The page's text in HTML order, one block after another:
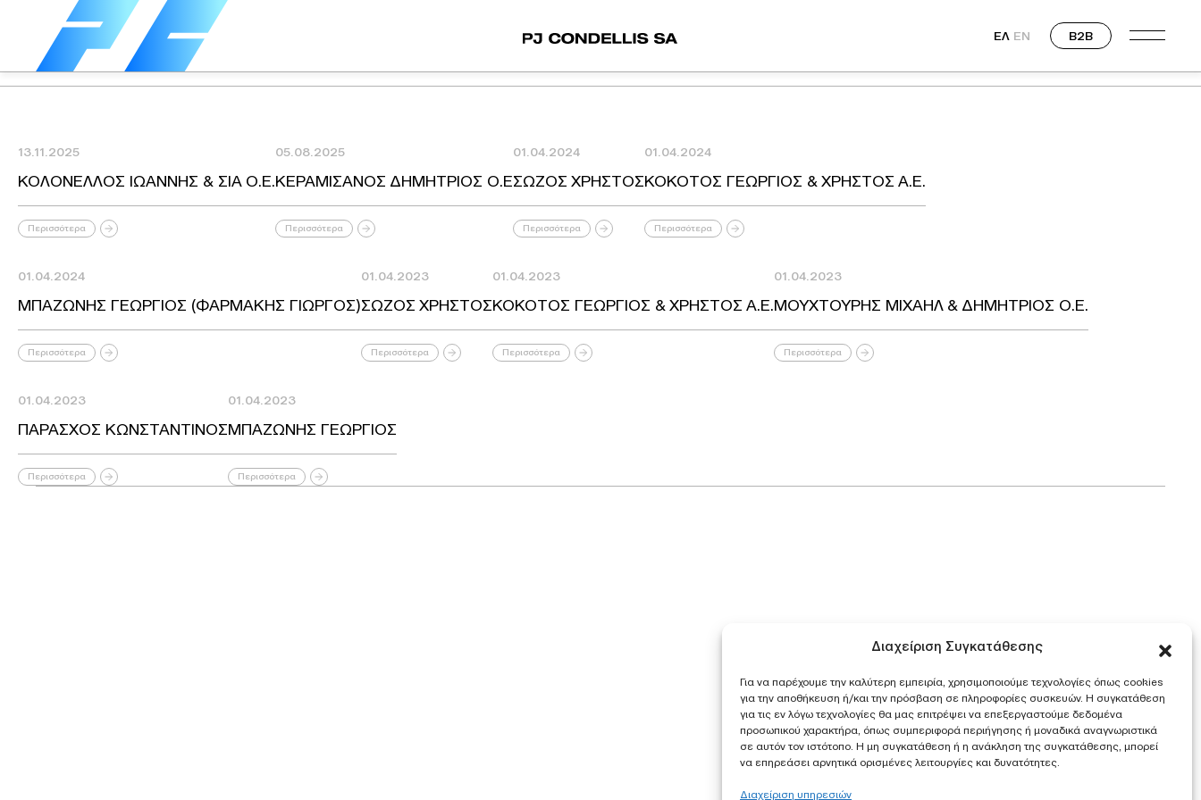
Διαχείριση Συγκατάθεσης
Για να παρέχουμε την καλύτερη εμπειρία, χρησιμοποιούμε τεχνολογίες όπως cookies
για την αποθήκευση ή/και την πρόσβαση σε πληροφορίες συσκευών. Η συγκατάθεση
για τις εν λόγω τεχνολογίες θα μας επιτρέψει να επεξεργαστούμε δεδομένα
προσωπικού χαρακτήρα, όπως συμπεριφορά περιήγησης ή μοναδικά αναγνωριστικά
σε αυτόν τον ιστότοπο. Η μη συγκατάθεση ή η ανάκληση της συγκατάθεσης, μπορεί
να επηρεάσει αρνητικά ορισμένες λειτουργίες και δυνατότητες.
Διαχείριση υπηρεσιών
ΕΛ EN B2B
13.11.2025
ΚΟΛΟΝΕΛΛΟΣ ΙΩΑΝΝΗΣ & ΣΙΑ Ο.Ε.
Περισσότερα
05.08.2025
ΚΕΡΑΜΙΣΑΝΟΣ ΔΗΜΗΤΡΙΟΣ Ο.Ε
Περισσότερα
01.04.2024
ΣΩΖΟΣ ΧΡΗΣΤΟΣ
Περισσότερα
01.04.2024
ΚΟΚΟΤΟΣ ΓΕΩΡΓΙΟΣ & ΧΡΗΣΤΟΣ Α.Ε.
Περισσότερα
01.04.2024
ΜΠΑΖΩΝΗΣ ΓΕΩΡΓΙΟΣ (ΦΑΡΜΑΚΗΣ ΓΙΩΡΓΟΣ)
Περισσότερα
01.04.2023
ΣΩΖΟΣ ΧΡΗΣΤΟΣ
Περισσότερα
01.04.2023
ΚΟΚΟΤΟΣ ΓΕΩΡΓΙΟΣ & ΧΡΗΣΤΟΣ Α.Ε.
Περισσότερα
01.04.2023
ΜΟΥΧΤΟΥΡΗΣ ΜΙΧΑΗΛ & ΔΗΜΗΤΡΙΟΣ Ο.Ε.
Περισσότερα
01.04.2023
ΠΑΡΑΣΧΟΣ ΚΩΝΣΤΑΝΤΙΝΟΣ
Περισσότερα
01.04.2023
ΜΠΑΖΩΝΗΣ ΓΕΩΡΓΙΟΣ
Περισσότερα